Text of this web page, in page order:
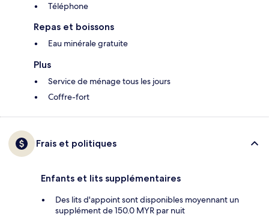
Téléphone
Repas et boissons
Eau minérale gratuite
Plus
Service de ménage tous les jours
Coffre-fort
Frais et politiques
Enfants et lits supplémentaires
Des lits d'appoint sont disponibles moyennant un
supplément de 150.0 MYR par nuit